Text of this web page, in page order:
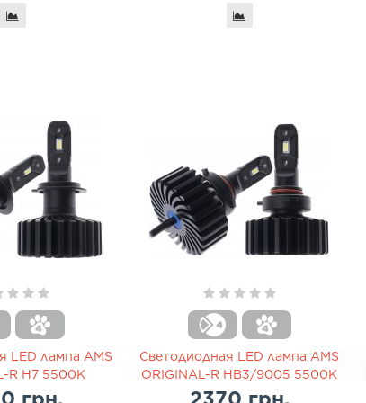
LED лампа AMS
R H7 5500K
Светодиодная LED лампа AMS
ORIGINAL-R HB3/9005 5500K